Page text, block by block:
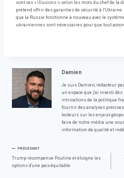
sont ces « illusions », selon les mots du chef de la
prétend offrir des garanties de sécurité à
que la Russie fonctionne à nouveau avec le
ukrainiennes sont nécessaires pour que tout
Damien
Je suis Damien, rédacteur
un espace que j'ai investi
intrications de la politique
fournir des analyses
lecteurs sur les enjeux
faire de notre média une
information de qualité et
Navigation
PRÉCÉDENT
Trump récompense Poutine et éloigne les
options d'une paix équitable